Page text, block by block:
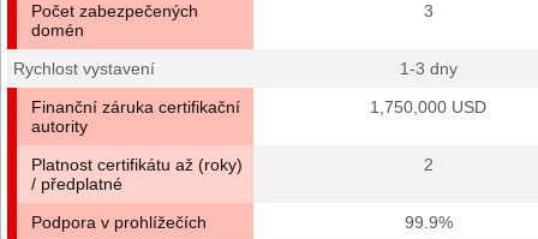
Počet zabezpečených
domén
3
Rychlost vystavení
1-3 dny
Finanční záruka certifikační
autority
1,750,000 USD
Platnost certifikátu až (roky)
/ předplatné
2
Podpora v prohlížečích
99.9%